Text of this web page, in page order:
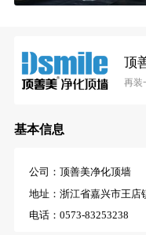
顶
再装
基本信息
公司：顶善美净化顶墙
地址：浙江省嘉兴市王店
电话：0573-83253238